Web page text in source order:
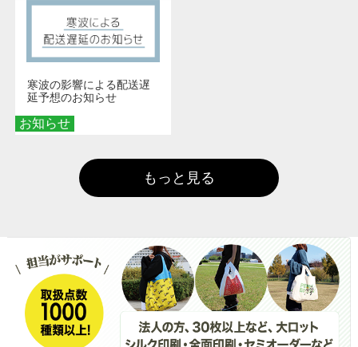
お知らせ
寒波の影響による配送遅
延予想のお知らせ
もっと見る